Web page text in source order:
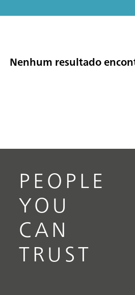
Nenhum resultado
PEOPLE
YOU
CAN
TRUST